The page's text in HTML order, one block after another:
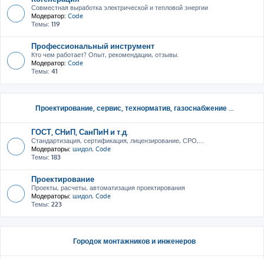
Совместная выработка электрической и тепловой энергии
Модератор: Code
Темы: 119
Профессиональный инструмент
Кто чем работает? Опыт, рекомендации, отзывы.
Модератор: Code
Темы: 41
Проектирование, сервис, тeхнорматив, газоснабжение ...
ГОСТ, СНиП, СанПиН и т.д.
Стандартизация, сертификация, лицензирование, СРО,...
Модераторы: шидол, Code
Темы: 183
Проектирование
Проекты, расчеты, автоматизация проектирования
Модераторы: шидол, Code
Темы: 223
Городок монтажников и инженеров